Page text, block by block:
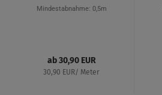
Mindestabnahme: 0,5m
ab 30,90 EUR
30,90 EUR/ Meter